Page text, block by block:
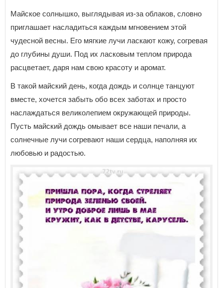
Майское солнышко, выглядывая из-за облаков, словно
приглашает насладиться каждым мгновением этой
чудесной весны. Его мягкие лучи ласкают кожу, согревая
до глубины души. Под их ласковым теплом природа
расцветает, даря нам свою красоту и аромат.
В такой майский день, когда дождь и солнце танцуют
вместе, хочется забыть обо всех заботах и просто
наслаждаться великолепием окружающей природы.
Пусть майский дождь омывает все наши печали, а
солнечные лучи согревают наши сердца, наполняя их
любовью и радостью.